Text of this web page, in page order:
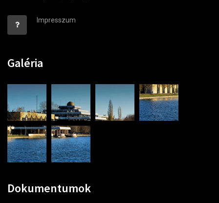
Impresszum
Galéria
Dokumentumok